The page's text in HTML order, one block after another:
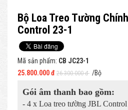
Bộ Loa Treo Tường
Control 23-1
Mã sản phẩm: CB JC23-1
25.800.000 đ 26.300.000 đ /Bộ
Gói âm thanh bao gồm:
- 4 x Loa treo tường JBL